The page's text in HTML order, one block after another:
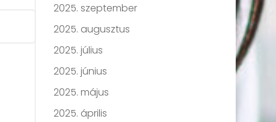
2025. szeptember
2025. augusztus
2025. július
2025. június
2025. május
2025. április